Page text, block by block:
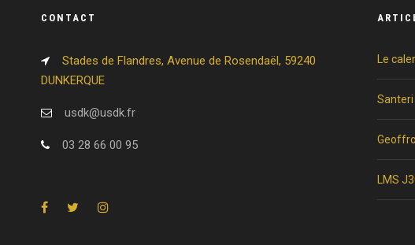
CONTACT
Stades de Flandres, Avenue de Rosendaël, 59240
DUNKERQUE
usdk@usdk.fr
03 28 66 00 95
Le
Santeri
LMS